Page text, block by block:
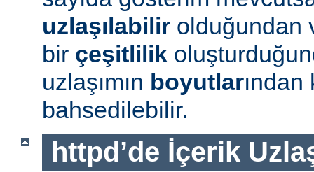
uzlaşılabilir olduğundan
bir çeşitlilik
uzlaşımın boyutlarından
bahsedilebilir.
httpd’de İçerik